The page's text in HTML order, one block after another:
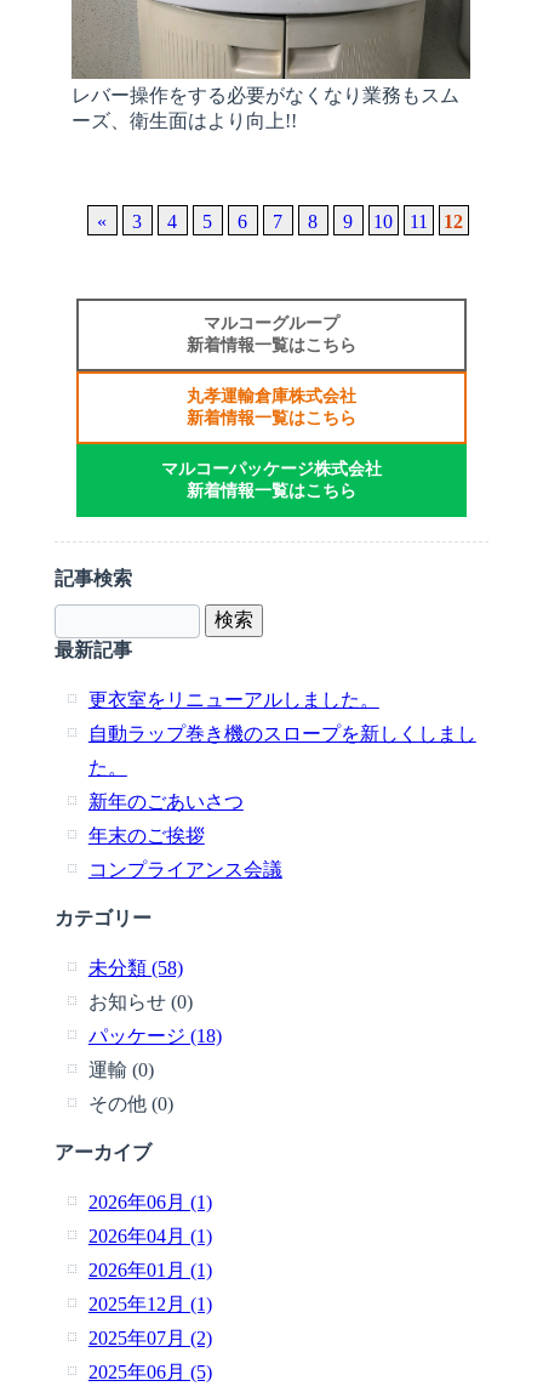
レバー操作をする必要がなくなり業務もスム
ーズ、衛生面はより向上!!
« 3 4 5 6 7 8 9 10 11 12
マルコーグループ
新着情報一覧はこちら
丸孝運輸倉庫株式会社
新着情報一覧はこちら
マルコーパッケージ株式会社
新着情報一覧はこちら
記事検索
最新記事
更衣室をリニューアルしました。
自動ラップ巻き機のスロープを新しくしまし
た。
新年のごあいさつ
年末のご挨拶
コンプライアンス会議
カテゴリー
未分類 (58)
お知らせ (0)
パッケージ (18)
運輸 (0)
その他 (0)
アーカイブ
2026年06月 (1)
2026年04月 (1)
2026年01月 (1)
2025年12月 (1)
2025年07月 (2)
2025年06月 (5)